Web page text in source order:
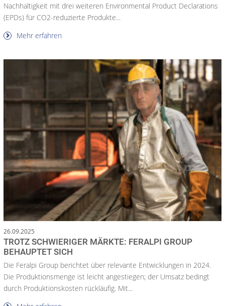
Nachhaltigkeit mit drei weiteren Environmental Product Declarations
(EPDs) für CO2-reduzierte Produkte...
Mehr erfahren
26.09.2025
TROTZ SCHWIERIGER MÄRKTE: FERALPI GROUP
BEHAUPTET SICH
Die Feralpi Group berichtet über relevante Entwicklungen in 2024.
Die Produktionsmenge ist leicht angestiegen; der Umsatz bedingt
durch Produktionskosten rückläufig. Mit...